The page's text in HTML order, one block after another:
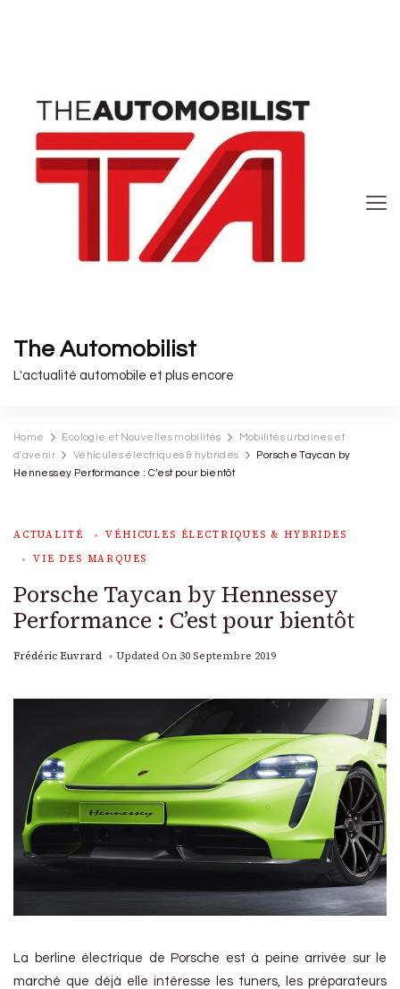
The Automobilist
L'actualité automobile et plus encore
Home Ecologie et Nouvelles mobilités
Mobilités urbaines et
d'avenir
Véhicules électriques & hybrides
Porsche Taycan by
Hennessey Performance : C’est pour bientôt
ACTUALITÉ
VÉHICULES ÉLECTRIQUES & HYBRIDES
VIE DES MARQUES
Porsche Taycan by Hennessey
Performance : C’est pour bientôt
Frédéric Euvrard Updated On 30 Septembre 2019
La berline électrique de Porsche est à peine arrivée sur le
marché que déjà elle intéresse les tuners, les préparateurs